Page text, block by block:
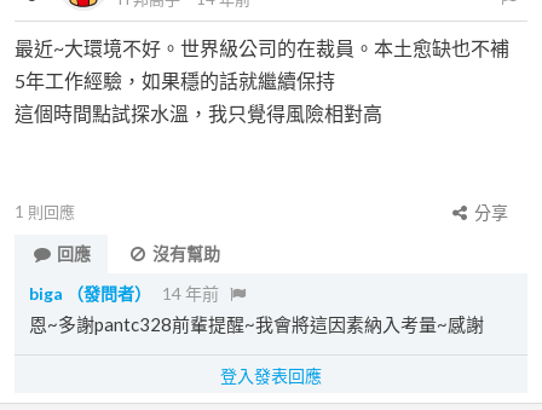
最近~大環境不好。世界級公司的在裁員。本土愈缺也不補
5年工作經驗，如果穩的話就繼續保持
這個時間點試探水溫，我只覺得風險相對高
1 則回應
分享
回應
沒有幫助
biga
（發問者） 14 年前
恩~多謝pantc328前輩提醒~我會將這因素納入考量~感謝
登入發表回應